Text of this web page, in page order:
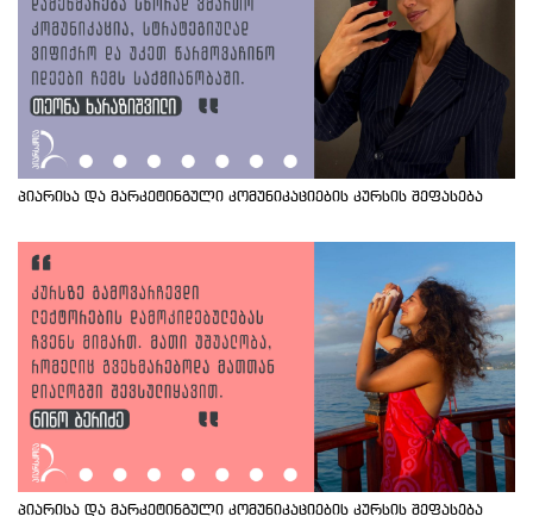
პიარისა და მარკეტინგული კომუნიკაციების კურსის შეფასება
პიარისა და მარკეტინგული კომუნიკაციების კურსის შეფასება